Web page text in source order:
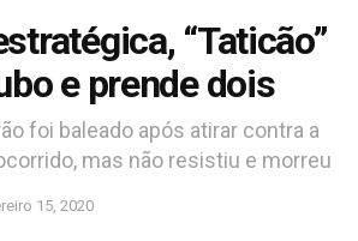
“Taticão”
e prende dois
foi baleado após atirar contra a
mas não resistiu e morreu
15, 2020